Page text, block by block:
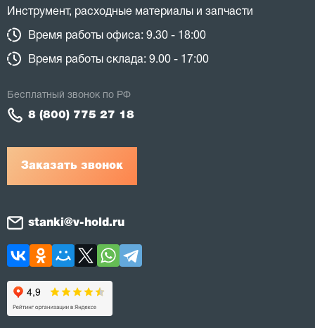
Инструмент, расходные материалы и запчасти
Время работы офиса: 9.30 - 18:00
Время работы склада: 9.00 - 17:00
Заказать звонок
Бесплатный звонок по РФ
8 (800) 775 27 18
stanki@v-hold.ru